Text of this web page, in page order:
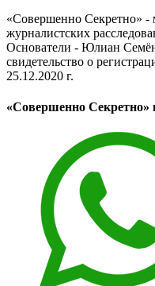
«Совершенно Секретно» -
журналистских
Основатели - Юлиан
свидетельство о
25.12.2020 г.
«Совершенно Секретно»